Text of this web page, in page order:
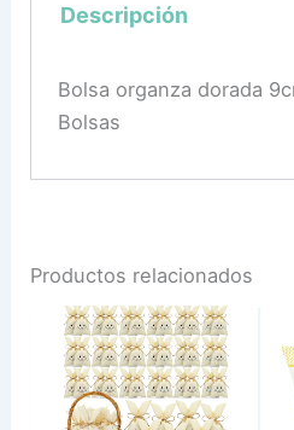
Descripción
Bolsa organza dorada
Bolsas
Productos relacionados